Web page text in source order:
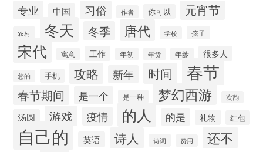
专业 中国 习俗 作者 你可以 元宵节
农村 冬天 冬季 唐代 学校 孩子
宋代 寓意 工作 年初 年货 年龄 很多人
您的 手机 攻略 新年 时间 春节
春节期间 是一个 是一种 梦幻西游 次韵
汤圆 游戏 疫情 的人 的是 礼物 红包
自己的 英语 诗人 诗词 费用 还不